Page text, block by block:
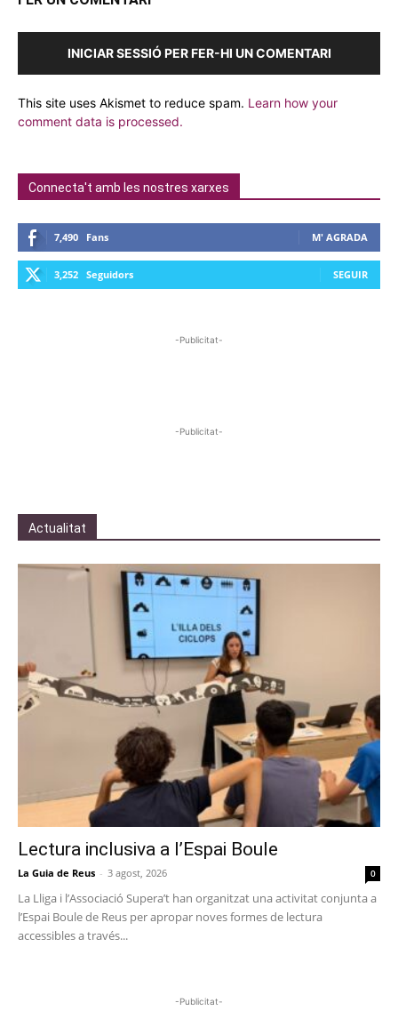
INICIAR SESSIÓ PER FER-HI UN COMENTARI
This site uses Akismet to reduce spam. Learn how your
comment data is processed.
Connecta't amb les nostres xarxes
7,490 Fans M' AGRADA
3,252 Seguidors SEGUIR
-Publicitat-
-Publicitat-
Actualitat
Lectura inclusiva a l’Espai Boule
La Guia de Reus - 3 agost, 2026 0
La Lliga i l’Associació Supera’t han organitzat una activitat conjunta a
l’Espai Boule de Reus per apropar noves formes de lectura
accessibles a través...
-Publicitat-